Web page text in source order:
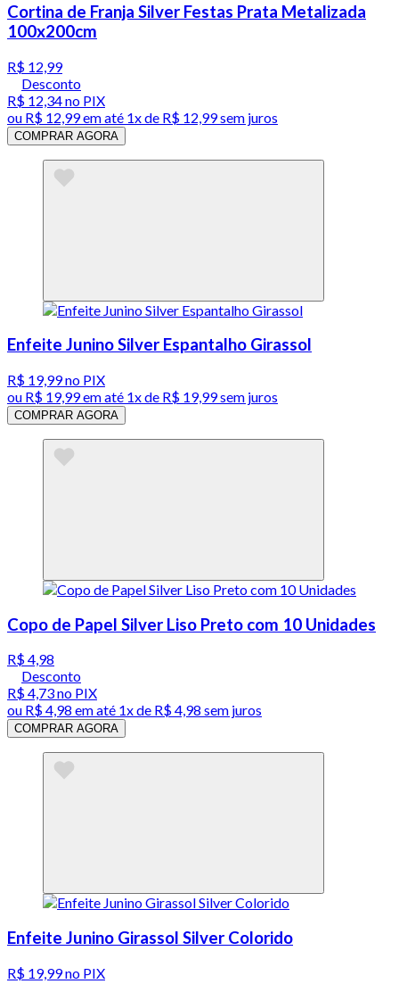
Cortina de Franja Silver Festas Prata Metalizada
100x200cm
R$ 12,99
Desconto
R$ 12,34no PIX
ou R$ 12,99em até 1x de R$ 12,99sem juros
COMPRAR AGORA
Enfeite Junino Silver Espantalho Girassol
R$ 19,99no PIX
ou R$ 19,99em até 1x de R$ 19,99sem juros
COMPRAR AGORA
Copo de Papel Silver Liso Preto com 10 Unidades
R$ 4,98
Desconto
R$ 4,73no PIX
ou R$ 4,98 em até 1x de R$ 4,98 sem juros
COMPRAR AGORA
Enfeite Junino Girassol Silver Colorido
R$ 19,99no PIX